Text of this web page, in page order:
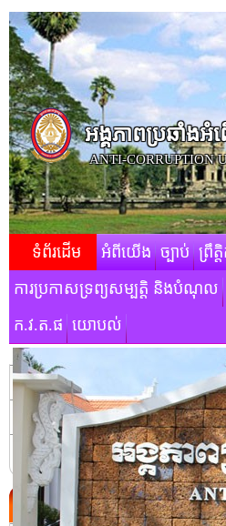
អង្គភាពប្រឆាំង
ANTI-CORRUPTION
ទំព័រដើម អំពីយើង ច្បាប់ ព្រឹ
ការប្រកាសទ្រព្យសម្បត្តិ និងបំណុល
ក.វ.ត.ផ យោបល់
មតិស្វាគមន៍របស់ថ្នាក់ដឹកនាំ
ប្រវត្តិនៃអង្គភាពប្រឆាំងអំពើពុករលួយ
ទំនាក់ទំនង
ព្រឹត្តិការណ៍ថ្មី